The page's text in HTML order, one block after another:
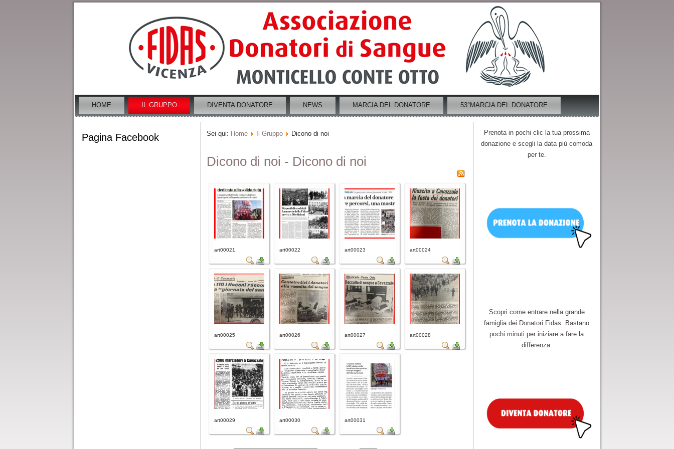
HOME IL GRUPPO DIVENTA DONATORE NEWS MARCIA DEL DONATORE 53°MARCIA DEL DONATORE
Pagina Facebook Sei qui: Home Il Gruppo Dicono di noi
Dicono di noi - Dicono di noi
art00021 art00022 art00023 art00024
art00025 art00026 art00027 art00028
art00029 art00030 art00031
Prenota in pochi clic la tua prossima
donazione e scegli la data più comoda
per te.
Scopri come entrare nella grande
famiglia dei Donatori Fidas. Bastano
pochi minuti per iniziare a fare la
differenza.